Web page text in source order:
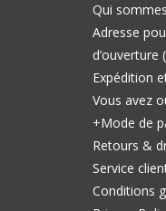
Qui
Adresse
d’ouverture
Expédition
Vous avez
+Mode de
Retours &
Service
Conditions